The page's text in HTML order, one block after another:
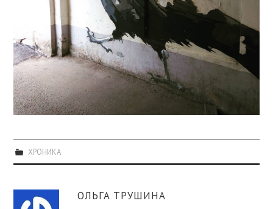
ХРОНИКА
ОЛЬГА ТРУШИНА